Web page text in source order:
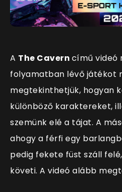
A The Cavern című videó
folyamatban lévő játékot
megtekinthetjük, hogyan
különböző karaktereket,
szemünk elé a tájat. A
ahogy a férfi egy
pedig fekete füst száll
követi. A videó alább